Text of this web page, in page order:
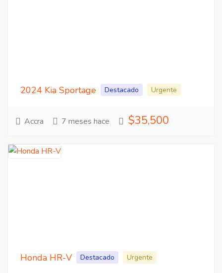
2024 Kia Sportage Destacado Urgente
Accra 7 meses hace $35,500
Honda HR-V Destacado Urgente